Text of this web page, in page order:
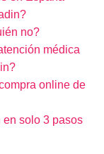
no?
médica
online de
en solo 3 pasos